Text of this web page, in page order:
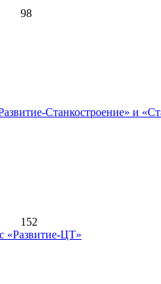
98
Станкостроение» и
152
«Развитие-ЦТ»